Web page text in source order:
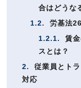
合はどうな
1.2.
労基法
1.2.1.
賃
スとは？
2.
従業員とト
対応